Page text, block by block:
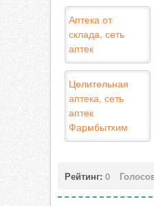
Аптека от
склада, сеть
аптек
Целительная
аптека, сеть
аптек
Фармбытхим
Рейтинг: 0